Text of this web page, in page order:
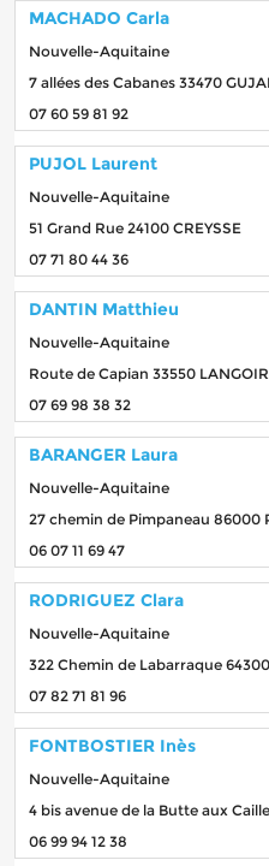
MACHADO Carla
Nouvelle-Aquitaine
7 allées des Cabanes 33470
07 60 59 81 92
PUJOL Laurent
Nouvelle-Aquitaine
51 Grand Rue 24100 CREYSSE
07 71 80 44 36
DANTIN Matthieu
Nouvelle-Aquitaine
Route de Capian 33550
07 69 98 38 32
BARANGER Laura
Nouvelle-Aquitaine
27 chemin de Pimpaneau 86000
06 07 11 69 47
RODRIGUEZ Clara
Nouvelle-Aquitaine
322 Chemin de Labarraque
07 82 71 81 96
FONTBOSTIER Inès
Nouvelle-Aquitaine
4 bis avenue de la Butte aux
06 99 94 12 38